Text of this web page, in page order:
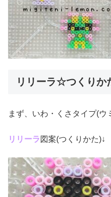
リリーラ☆つくりか
まず、いわ・くさタイプ(ウ
リリーラ 図案(つくりかた)↓